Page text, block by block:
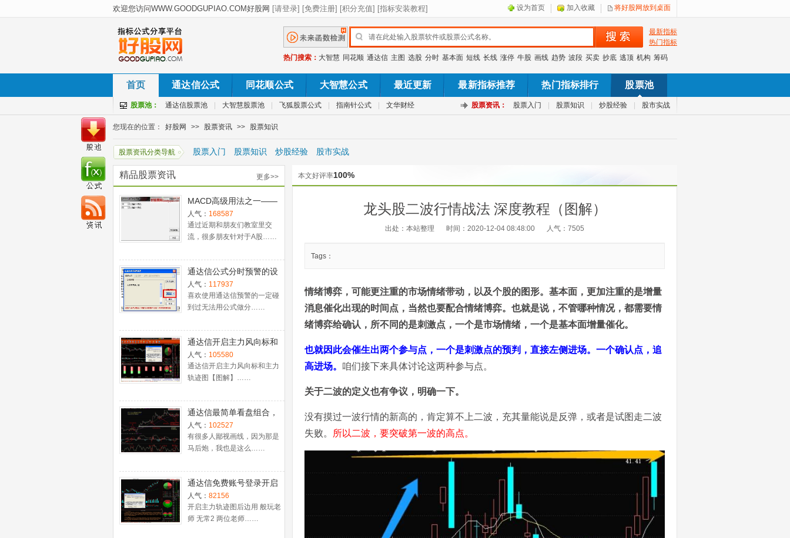
设为首页 加入收藏 将好股网放到桌面
最新指标
热门指标
热门搜索： 大智慧 同花顺 通达信 主图 选股 分时 基本面 短线 长线 涨停 牛股 画线 趋势 波段 买卖 抄底 逃顶 机构 筹码
首页 通达信公式 同花顺公式 大智慧公式 最近更新 最新指标推荐 热门指标排行 股票池
股票池： 通达信股票池 大智慧股票池 飞狐股票公式 指南针公式 文华财经 股票资讯： 股票入门 股票知识 炒股经验 股市实战
您现在的位置： 好股网 >> 股票资讯 >> 股票知识
股票资讯分类导航 股票入门 股票知识 炒股经验 股市实战
精品股票资讯 更多>>
MACD高级用法之一——
稳健买入法+2点卖出法
人气： 168587
通过近期和朋友们教室里交
流，很多朋友针对于A股……
通达信公式分时预警的设
置
人气： 117937
喜欢使用通达信预警的一定碰
到过无法用公式做分……
通达信开启主力风向标和
主力轨迹图【图解】
人气： 105580
通达信开启主力风向标和主力
轨迹图【图解】……
通达信最简单看盘组合，
抓强势股双头的超短线盈
利－－之五（均线战法找
心脏）
人气： 102527
有很多人鄙视画线，因为那是
马后炮，我也是这么……
通达信免费账号登录开启
十档框和调用主力监控教
程
人气： 82156
开启主力轨迹图后边用 般玩老
师 无常2 两位老师……
本文好评率100%
龙头股二波行情战法 深度教程（图解）
出处：本站整理 时间：2020-12-04 08:48:00 人气： 7505
Tags：
情绪博弈，可能更注重的市场情绪带动，以及个股的图形。基本面，更加注重的是增量
消息催化出现的时间点，当然也要配合情绪博弈。也就是说，不管哪种情况，都需要情
绪博弈给确认，所不同的是刺激点，一个是市场情绪，一个是基本面增量催化。
也就因此会催生出两个参与点，一个是刺激点的预判，直接左侧进场。一个确认点，追
高进场。 咱们接下来具体讨论这两种参与点。
关于二波的定义也有争议，明确一下。
没有摸过一波行情的新高的，肯定算不上二波，充其量能说是反弹，或者是试图走二波
失败。
所以二波，要突破第一波的高点。